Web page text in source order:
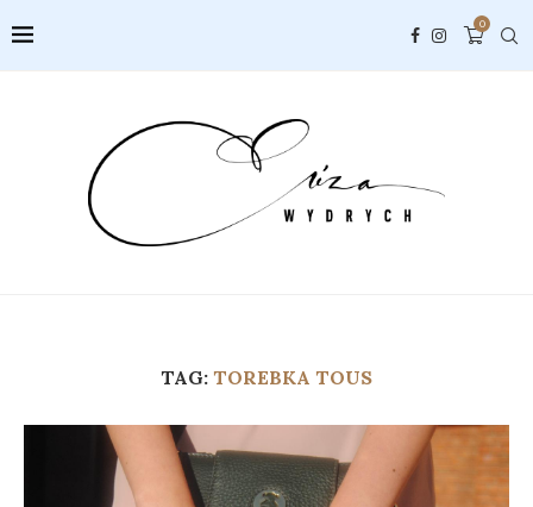
0
TAG: TOREBKA TOUS